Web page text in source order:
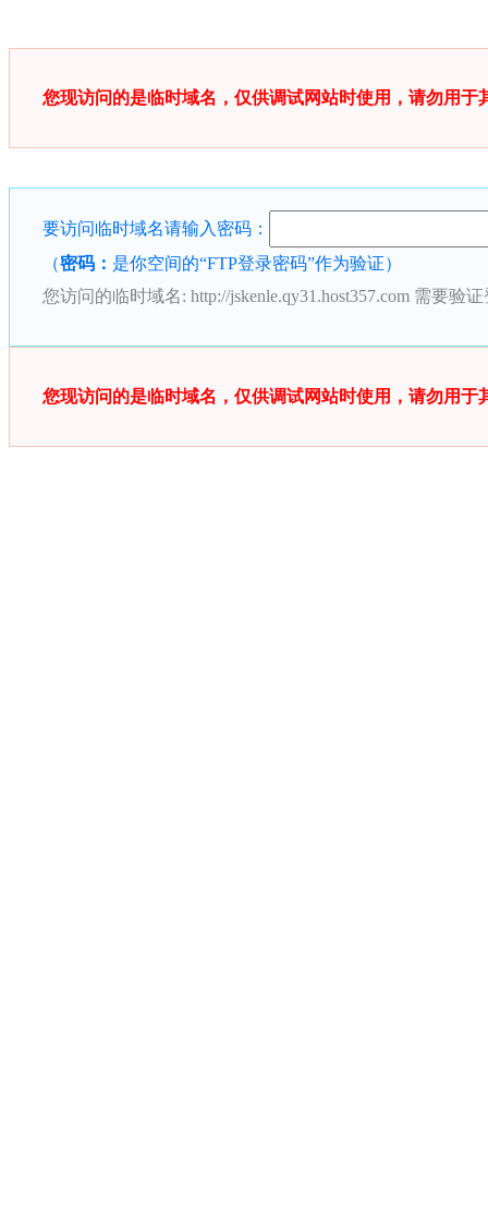
您现访问的是临时域名，仅供调试网站时使用，请勿用
要访问临时域名请输入密码：
（密码： 是你空间的“FTP登录密码”作为验证）
您访问的临时域名: http://jskenle.qy31.host357.com 需要验
您现访问的是临时域名，仅供调试网站时使用，请勿用